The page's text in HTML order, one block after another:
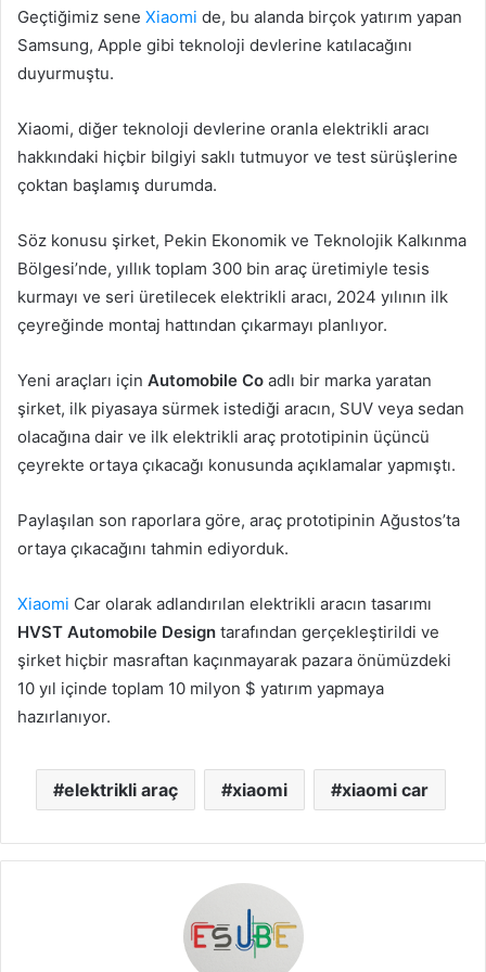
Geçtiğimiz sene Xiaomi de, bu alanda birçok yatırım yapan
Samsung, Apple gibi teknoloji devlerine katılacağını
duyurmuştu.
Xiaomi, diğer teknoloji devlerine oranla elektrikli aracı
hakkındaki hiçbir bilgiyi saklı tutmuyor ve test sürüşlerine
çoktan başlamış durumda.
Söz konusu şirket, Pekin Ekonomik ve Teknolojik Kalkınma
Bölgesi’nde, yıllık toplam 300 bin araç üretimiyle tesis
kurmayı ve seri üretilecek elektrikli aracı, 2024 yılının ilk
çeyreğinde montaj hattından çıkarmayı planlıyor.
Yeni araçları için Automobile Co adlı bir marka yaratan
şirket, ilk piyasaya sürmek istediği aracın, SUV veya sedan
olacağına dair ve ilk elektrikli araç prototipinin üçüncü
çeyrekte ortaya çıkacağı konusunda açıklamalar yapmıştı.
Paylaşılan son raporlara göre, araç prototipinin Ağustos’ta
ortaya çıkacağını tahmin ediyorduk.
Xiaomi Car olarak adlandırılan elektrikli aracın tasarımı
HVST Automobile Design tarafından gerçekleştirildi ve
şirket hiçbir masraftan kaçınmayarak pazara önümüzdeki
10 yıl içinde toplam 10 milyon $ yatırım yapmaya
hazırlanıyor.
elektrikli araç xiaomi xiaomi car